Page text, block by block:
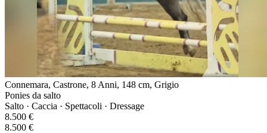
Connemara, Castrone, 8 Anni, 148 cm, Grigio
Ponies da salto
Salto · Caccia · Spettacoli · Dressage
8.500 €
8.500 €